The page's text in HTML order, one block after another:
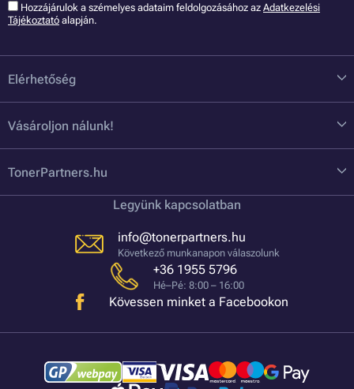
Hozzájárulok a szémelyes adataim feldolgozásához az Adatkezelési
Tájékoztató alapján.
Elérhetőség
Vásároljon nálunk!
TonerPartners.hu
Legyünk kapcsolatban
info@tonerpartners.hu
Következő munkanapon válaszolunk
+36 1955 5796
Hé–Pé: 8:00 – 16:00
Kövessen minket a Facebookon